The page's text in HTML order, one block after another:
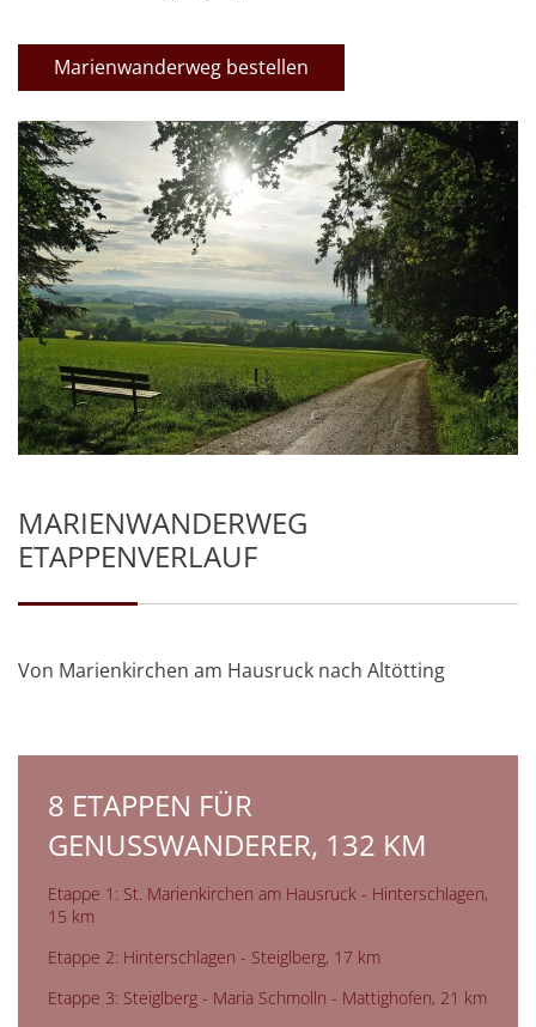
Marienwanderweg bestellen
MARIENWANDERWEG
ETAPPENVERLAUF
Von Marienkirchen am Hausruck nach Altötting
8 ETAPPEN FÜR
GENUSSWANDERER, 132 KM
Etappe 1: St. Marienkirchen am Hausruck - Hinterschlagen,
15 km
Etappe 2: Hinterschlagen - Steiglberg, 17 km
Etappe 3: Steiglberg - Maria Schmolln - Mattighofen, 21 km